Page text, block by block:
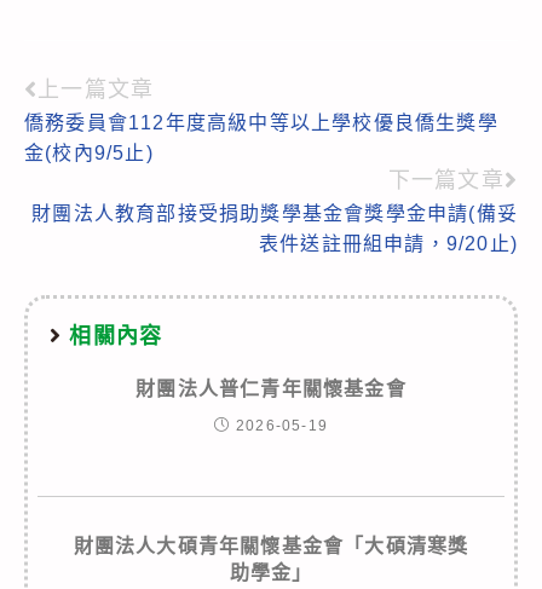
Read
more
上一篇文章
僑務委員會112年度高級中等以上學校優良僑生獎學
金(校內9/5止)
下一篇文章
財團法人教育部接受捐助獎學基金會獎學金申請(備妥
表件送註冊組申請，9/20止)
相關內容
財團法人普仁青年關懷基金會
2026-05-19
財團法人大碩青年關懷基金會「大碩清寒獎
助學金」